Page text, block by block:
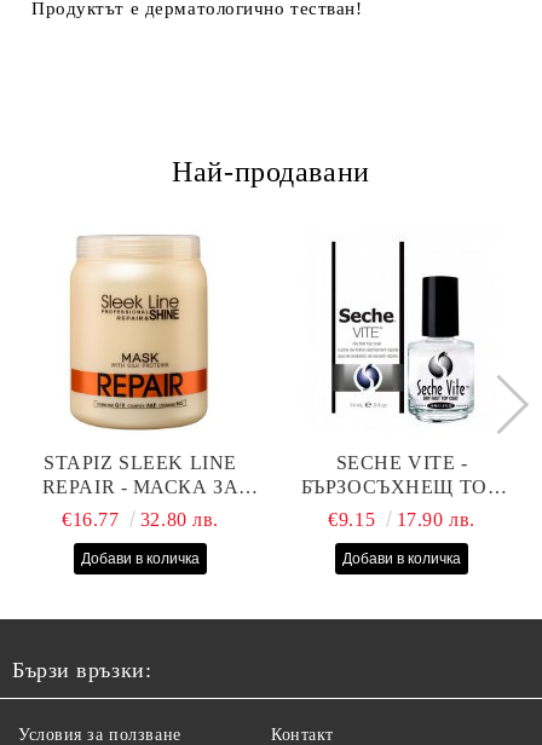
Продуктът е дерматологично тестван!
Най-продавани
STAPIZ SLEEK LINE
REPAIR - МАСКА ЗА
СУХИ, ИЗТОЩЕНИ И
КОПРИНЕНИ
€16.77 32.80 лв.
SECHE VITE -
БЪРЗОСЪХНЕЩ ТОП
ЛАК - 14 МЛ
€9.15 17.90 лв.
Бързи връзки:
Условия за ползване Контакт